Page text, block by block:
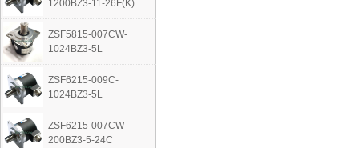
1200BZ3-11-26F(K)
ZSF5815-007CW-
1024BZ3-5L
ZSF6215-009C-
1024BZ3-5L
ZSF6215-007CW-
200BZ3-5-24C